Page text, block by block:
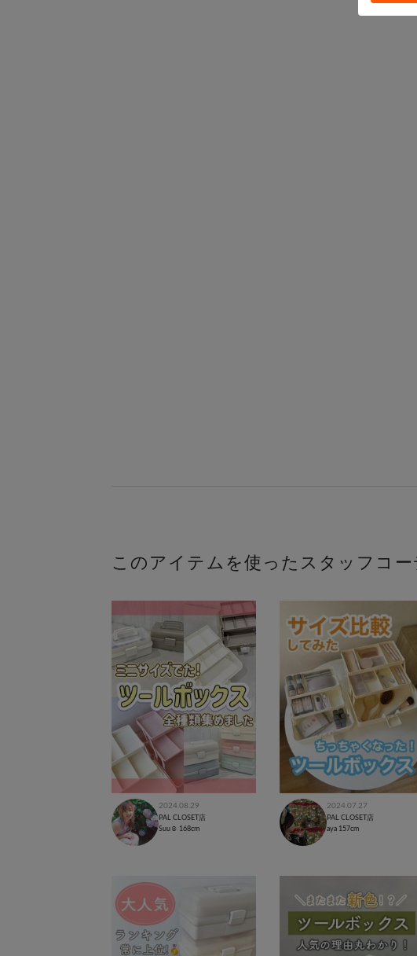
このアイテムを使ったスタッフコー
2024.08.29
PAL CLOSET店
Suu☺︎ 168cm
2024.07.27
PAL CLOSET店
aya 157cm